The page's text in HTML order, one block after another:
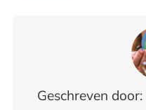
Geschreven door: